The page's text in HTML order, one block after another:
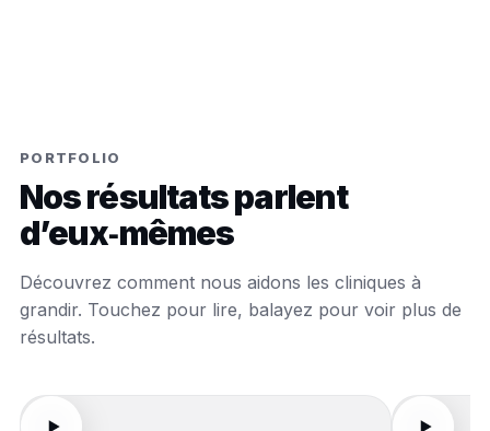
PORTFOLIO
Nos résultats parlent
d’eux‑mêmes
Découvrez comment nous aidons les cliniques à
grandir. Touchez pour lire, balayez pour voir plus de
résultats.